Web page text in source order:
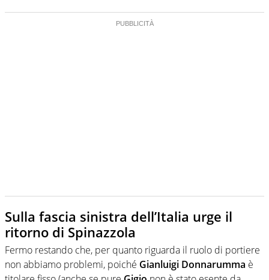
Sulla fascia sinistra dell’Italia urge il
ritorno di Spinazzola
Fermo restando che, per quanto riguarda il ruolo di portiere
non abbiamo problemi, poiché Gianluigi Donnarumma è